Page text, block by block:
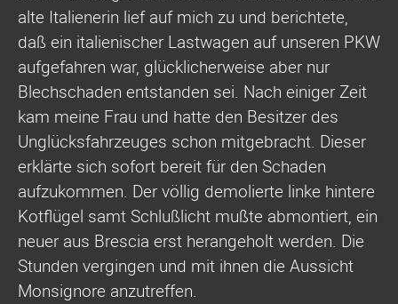
alte Italienerin lief auf mich zu und berichtete,
daß ein italienischer Lastwagen auf unseren PKW
aufgefahren war, glücklicherweise aber nur
Blechschaden entstanden sei. Nach einiger Zeit
kam meine Frau und hatte den Besitzer des
Unglücksfahrzeuges schon mitgebracht. Dieser
erklärte sich sofort bereit für den Schaden
aufzukommen. Der völlig demolierte linke hintere
Kotflügel samt Schlußlicht mußte abmontiert, ein
neuer aus Brescia erst herangeholt werden. Die
Stunden vergingen und mit ihnen die Aussicht
Monsignore anzutreffen.